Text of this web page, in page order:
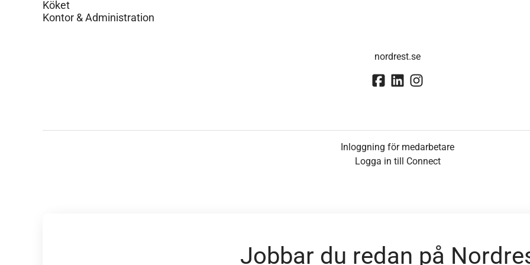
Köket
Kontor & Administration
nordrest.se
Inloggning för medarbetare
Logga in till Connect
Jobbar du redan på